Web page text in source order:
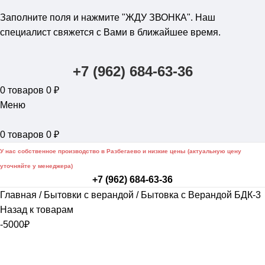
Заполните поля и нажмите "ЖДУ ЗВОНКА". Наш
специалист свяжется с Вами в ближайшее время.
+7 (962) 684-63-36
0 товаров 0 ₽
Меню
0 товаров 0 ₽
У нас собственное производство в Разбегаево и низкие цены (актуальную цену
уточняйте у менеджера)
+7 (962) 684-63-36
Главная
Бытовки с верандой
Бытовка с Верандой БДК-3
Назад к товарам
-5000₽